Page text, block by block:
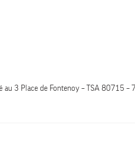
3 Place de Fontenoy – TSA 80715 –